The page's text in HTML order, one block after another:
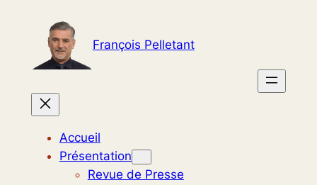
contenu
François Pelletant
Accueil
Présentation
Revue de Presse